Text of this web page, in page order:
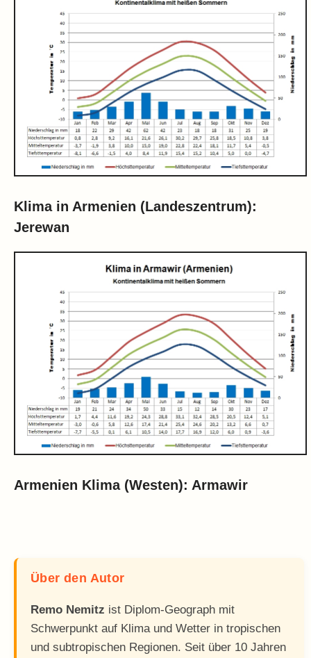
Klima in Armenien (Landeszentrum):
Jerewan
Armenien Klima (Westen): Armawir
Über den Autor
Remo Nemitz ist Diplom-Geograph mit
Schwerpunkt auf Klima und Wetter in tropischen
und subtropischen Regionen. Seit über 10 Jahren